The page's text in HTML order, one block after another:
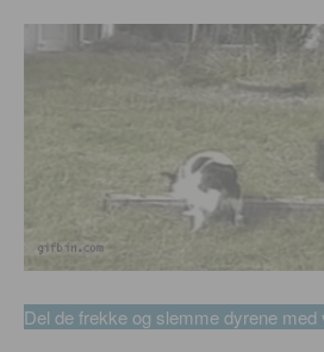
Del de frekke og slemme dyrene med